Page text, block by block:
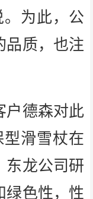
为此，公
品质，也注
德森对此
滑雪杖在
东龙公司研
绿色性，性